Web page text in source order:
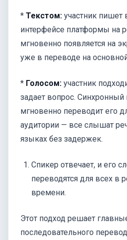
* Текстом: участник пишет
интерфейсе платформы на
мгновенно появляется на
уже в переводе на
* Голосом: участник
задает вопрос. Синхронный
мгновенно переводит его
аудитории — все слышат
языках без задержек.
Спикер отвечает, и его
переводятся для всех в
времени.
Этот подход решает
последовательного